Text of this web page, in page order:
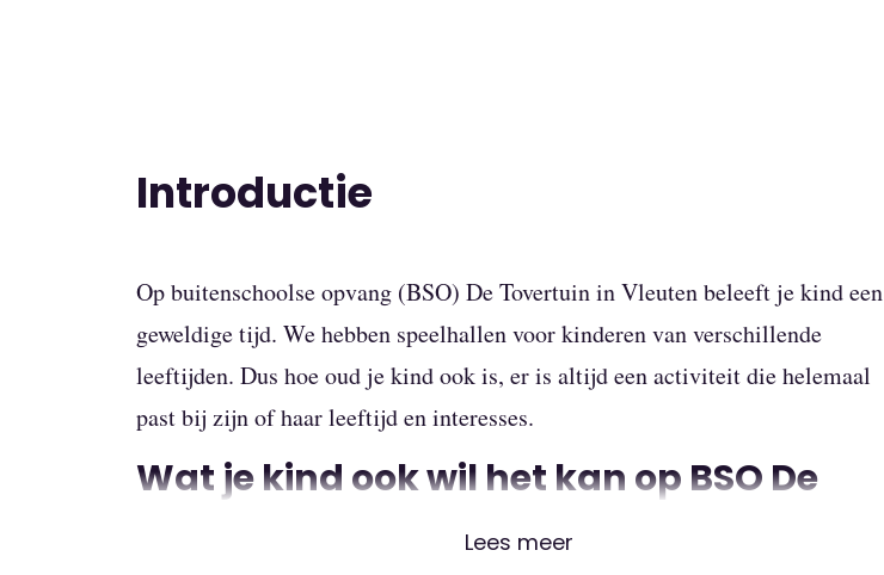
Introductie
Op buitenschoolse opvang (BSO) De Tovertuin in Vleuten beleeft je kind een
geweldige tijd. We hebben speelhallen voor kinderen van verschillende
leeftijden. Dus hoe oud je kind ook is, er is altijd een activiteit die helemaal
past bij zijn of haar leeftijd en interesses.
Wat je kind ook wil het kan op BSO De
Lees meer